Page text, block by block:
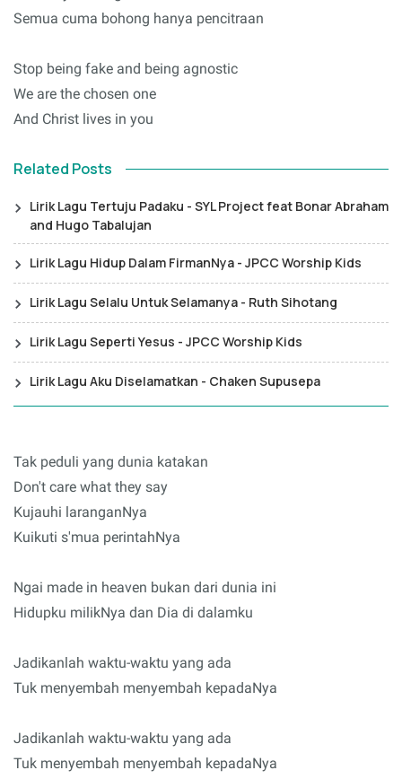
Semua cuma bohong hanya pencitraan
Stop being fake and being agnostic
We are the chosen one
And Christ lives in you
Related Posts
Lirik Lagu Tertuju Padaku - SYL Project feat Bonar Abraham
and Hugo Tabalujan
Lirik Lagu Hidup Dalam FirmanNya - JPCC Worship Kids
Lirik Lagu Selalu Untuk Selamanya - Ruth Sihotang
Lirik Lagu Seperti Yesus - JPCC Worship Kids
Lirik Lagu Aku Diselamatkan - Chaken Supusepa
Tak peduli yang dunia katakan
Don't care what they say
Kujauhi laranganNya
Kuikuti s'mua perintahNya
Ngai made in heaven bukan dari dunia ini
Hidupku milikNya dan Dia di dalamku
Jadikanlah waktu-waktu yang ada
Tuk menyembah menyembah kepadaNya
Jadikanlah waktu-waktu yang ada
Tuk menyembah menyembah kepadaNya